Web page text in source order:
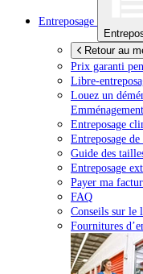
Entreposage
Retour au
Prix garanti
Libre-
Louez un
Entreposage
Entreposage
Guide des
Entreposage
Payer ma
FAQ
Conseils sur le
Fournitures